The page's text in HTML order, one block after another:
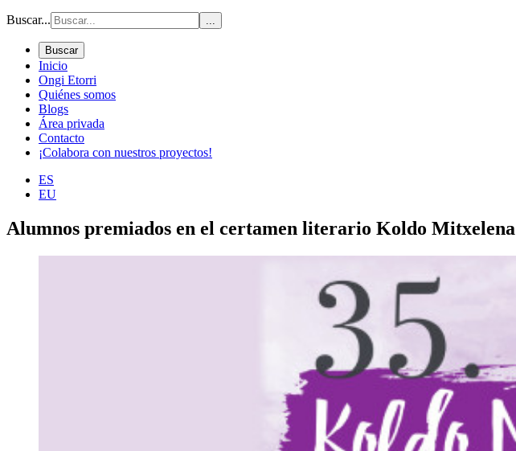
Buscar... ...
Buscar
Inicio
Ongi Etorri
Quiénes somos
Blogs
Área privada
Contacto
¡Colabora con nuestros proyectos!
ES
EU
Alumnos premiados en el certamen literario Koldo Mitxelena